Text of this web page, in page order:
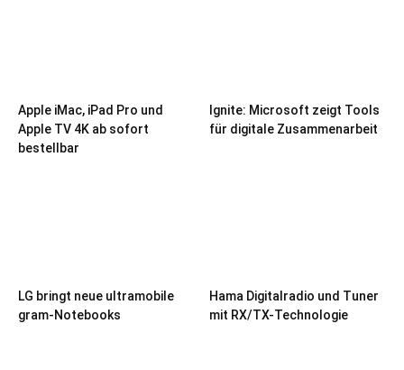
Apple iMac, iPad Pro und
Apple TV 4K ab sofort
bestellbar
Ignite: Microsoft zeigt Tools
für digitale Zusammenarbeit
LG bringt neue ultramobile
gram-Notebooks
Hama Digitalradio und Tuner
mit RX/TX-Technologie